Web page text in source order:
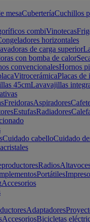
mesaCuberteríaCuchillos
combiVinotecas
horizontales
de carga superior
con bomba de calor
convencionalesHornos
VitrocerámicaPlacas de
45cmLavavajillas
FreidorasAspiradores
EstufasRadiadores
Cuidado cabelloCuidado
Radios
Portátiles
Accesorios
Adaptadores
AccesoriosBicicletas